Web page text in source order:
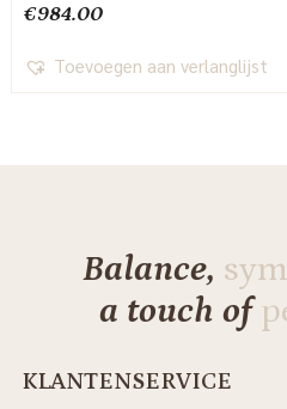
€984.00
Toevoegen aan verlanglijst
Balance,
a touch of
KLANTENSERVICE